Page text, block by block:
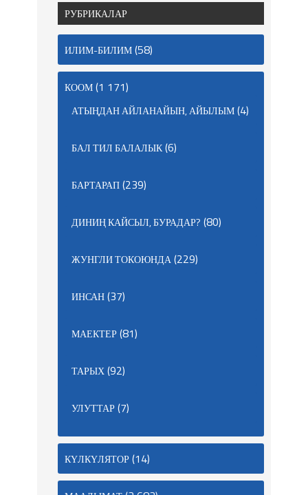
РУБРИКАЛАР
ИЛИМ-БИЛИМ(58)
КООМ(1 171)
АТЫҢДАН АЙЛАНАЙЫН, АЙЫЛЫМ(4)
БАЛ ТИЛ БАЛАЛЫК(6)
БАРТАРАП(239)
ДИНИҢ КАЙСЫЛ, БУРАДАР? (80)
ЖУНГЛИ ТОКОЮНДА(229)
ИНСАН(37)
МАЕКТЕР(81)
ТАРЫХ(92)
УЛУТТАР(7)
КҮЛКҮЛЯТОР(14)